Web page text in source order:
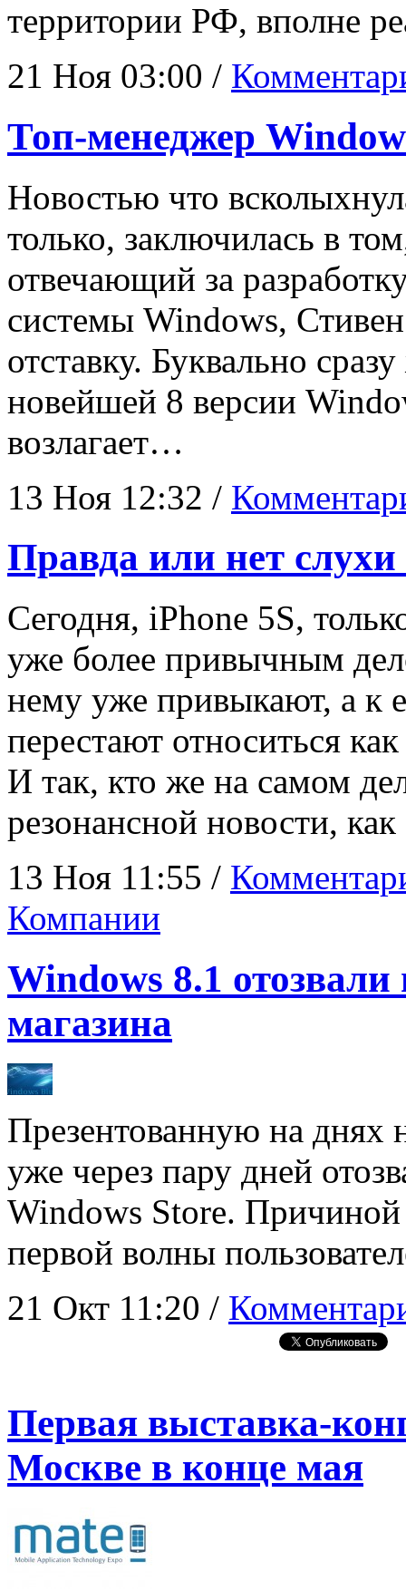
территории РФ, вполне
21 Ноя 03:00 /
Топ-менеджер
Новостью что
только, заключилась в
отвечающий за
системы Windows,
отставку. Буквально
новейшей 8 версии
возлагает…
13 Ноя 12:32 /
Правда или нет слухи
Сегодня, iPhone 5S,
уже более привычным
нему уже привыкают, а к
перестают относиться
И так, кто же на самом
резонансной новости,
13 Ноя 11:55 /
Компании
Windows 8.1
магазина
Презентованную на
уже через пару дней
Windows Store.
первой волны
21 Окт 11:20 /
Первая выставка-
Москве в конце мая